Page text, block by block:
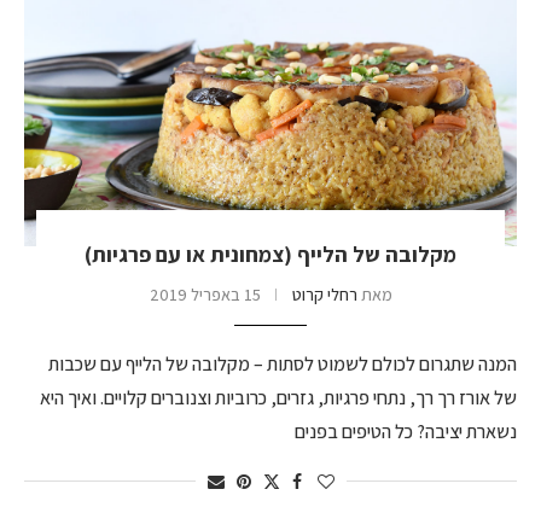
מקלובה של הלייף (צמחונית או עם פרגיות)
מאת רחלי קרוט 15 באפריל 2019
המנה שתגרום לכולם לשמוט לסתות – מקלובה של הלייף עם שכבות
של אורז רך רך, נתחי פרגיות, גזרים, כרוביות וצנוברים קלויים. ואיך היא
נשארת יציבה? כל הטיפים בפנים